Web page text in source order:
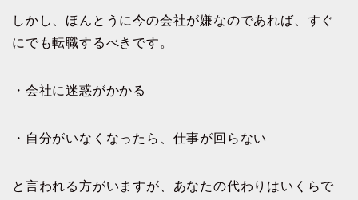
しかし、ほんとうに今の会社が嫌なのであれば、すぐ
にでも転職するべきです。
・会社に迷惑がかかる
・自分がいなくなったら、仕事が回らない
と言われる方がいますが、あなたの代わりはいくらで